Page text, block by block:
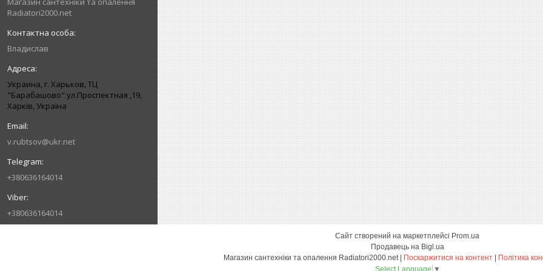
Radiatori2000.net
Владислав
Украина, г. Харьков, ТЦ
"Барабашово" ул.Проспектная ,19,
Харків, Україна
v.rubtsov@ukr.net
+380636164014
+380636164014
Сайт створений на маркетплейсі Prom.ua
Продавець на Bigl.ua
Поскаржитися на контент
Політика
Select Language ▼